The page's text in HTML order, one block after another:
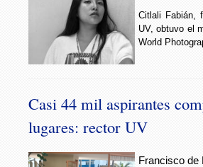
Citlali Fabián,
UV, obtuvo el
World
Casi 44 mil aspirantes
lugares: rector UV
Francisco de